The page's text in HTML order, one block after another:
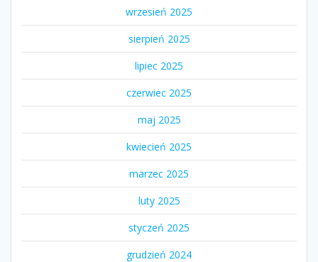
wrzesień 2025
sierpień 2025
lipiec 2025
czerwiec 2025
maj 2025
kwiecień 2025
marzec 2025
luty 2025
styczeń 2025
grudzień 2024